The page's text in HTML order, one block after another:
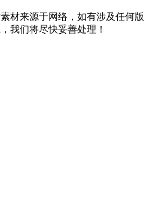
材来源于网络，如有涉及任何版
我们将尽快妥善处理！